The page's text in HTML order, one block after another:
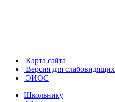
Карта сайта
Версия для слабовидящих
ЭИОС
Школьнику